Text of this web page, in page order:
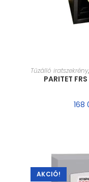
Tűzálló iratszekrény,
PARITET
168
AKCIÓ!